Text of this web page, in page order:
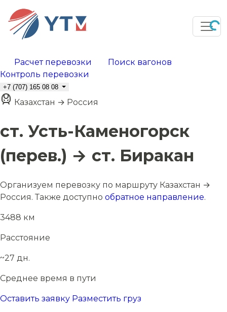
Расчет перевозки
Поиск вагонов
Контроль перевозки
+7 (707) 165 08 08
Казахстан → Россия
ст. Усть-Каменогорск
(перев.) → ст. Биракан
Организуем перевозку по маршруту Казахстан →
Россия. Также доступно обратное направление.
3488 км
Расстояние
~27 дн.
Среднее время в пути
Оставить заявку Разместить груз